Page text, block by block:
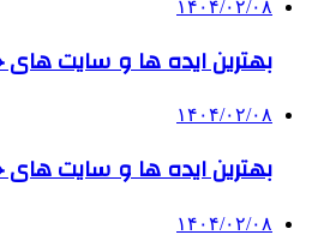
۱۴۰۴/۰۲/۰۸
بهترین ایده ها و سایت های
۱۴۰۴/۰۲/۰۸
بهترین ایده ها و سایت های
۱۴۰۴/۰۲/۰۸